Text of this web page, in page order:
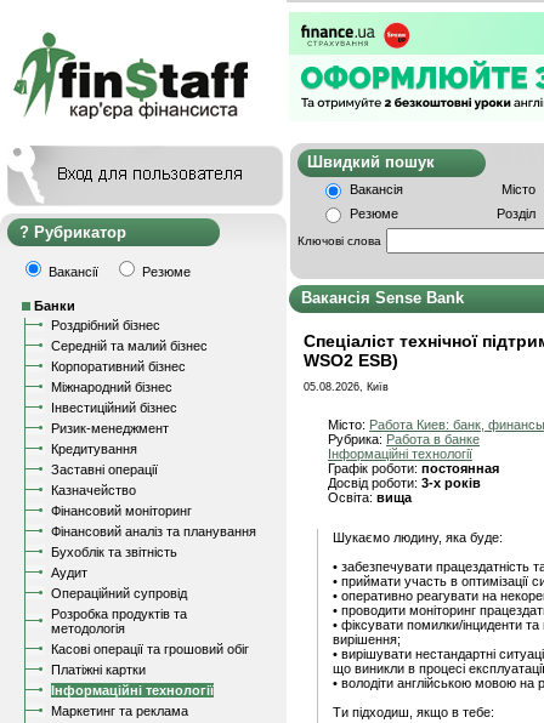
Рубрикатор
Вакансії Резюме
Банки
Роздрібний бізнес
Середній та малий бізнес
Корпоративний бізнес
Міжнародний бізнес
Інвестиційний бізнес
Ризик-менеджмент
Кредитування
Заставні операції
Казначейство
Фінансовий моніторинг
Фінансовий аналіз та планування
Бухоблік та звітність
Аудит
Операційний супровід
Розробка продуктів та
методологія
Касові операції та грошовий обіг
Платіжні картки
Інформаційні технології
Маркетинг та реклама
Швидкий
Вакансія
Місто
Резюме
Розділ
Ключові слова
Вакансія Sense Bank
Спеціаліст технічної
WSO2 ESB)
05.08.2026, Київ
Місто: Работа Киев: банк, финансы
Рубрика: Работа в банке
Інформаційні технології
Графік роботи: постоянная
Досвід роботи: 3-х років
Освіта: вища
Шукаємо людину, яка буде:
• забезпечувати працездатність
• приймати участь в оптимізації
• оперативно реагувати на
• проводити моніторинг
• фіксувати помилки/інциденти
вирішення;
• вирішувати нестандартні
що виникли в процесі
• володiти англiйською мовою на
Ти підходиш, якщо в тебе: